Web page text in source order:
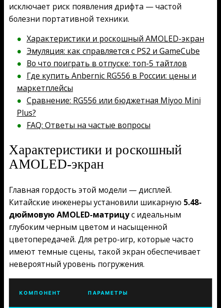
исключает риск появления дрифта — частой
болезни портативной техники.
Характеристики и роскошный AMOLED-экран
Эмуляция: как справляется с PS2 и GameCube
Во что поиграть в отпуске: топ-5 тайтлов
Где купить Anbernic RG556 в России: цены и
маркетплейсы
Сравнение: RG556 или бюджетная Miyoo Mini
Plus?
FAQ: Ответы на частые вопросы
Характеристики и роскошный
AMOLED-экран
Главная гордость этой модели — дисплей.
Китайские инженеры установили шикарную 5.48-
дюймовую AMOLED-матрицус идеальным
глубоким черным цветом и насыщенной
цветопередачей. Для ретро-игр, которые часто
имеют темные сцены, такой экран обеспечивает
невероятный уровень погружения.
КОМПОНЕНТ ПАРАМЕТРЫ